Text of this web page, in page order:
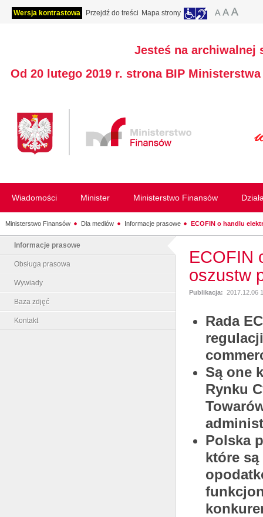
Wersja kontrastowa Przejdź do treści Mapa strony
Jesteś na archiwalnej
Od 20 lutego 2019 r. strona BIP
Wiadomości Minister Ministerstwo Finansów
Ministerstwo Finansów Dla mediów Informacje prasowe ECOFIN o handlu
Informacje prasowe
Obsługa prasowa
Wywiady
Baza zdjęć
Kontakt
ECOFIN
oszustw
Publikacja: 2017.12.06
Rada
Są one
Rynku
Polska
które